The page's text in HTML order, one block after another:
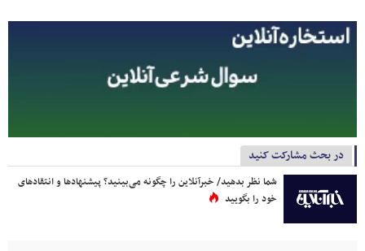
در بحث مشارکت کنید
شما نظر بدهید/ خبرآنلاین را چگونه می‌بینید؟ پیشنهادها و انتقادهای
خود را بگویید